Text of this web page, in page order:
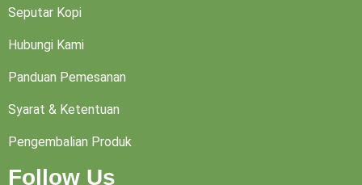
Seputar Kopi
Hubungi Kami
Panduan Pemesanan
Syarat & Ketentuan
Pengembalian Produk
Follow Us